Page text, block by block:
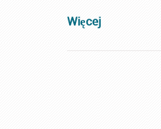
Więcej